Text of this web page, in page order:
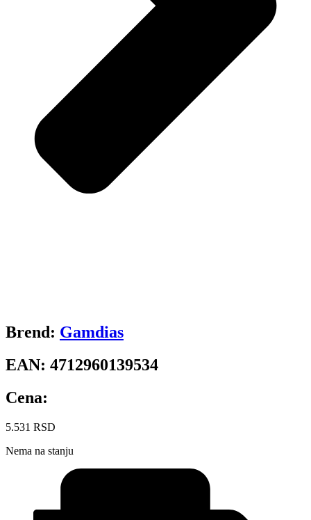
Brend: Gamdias
EAN: 4712960139534
Cena:
5.531 RSD
Nema na stanju